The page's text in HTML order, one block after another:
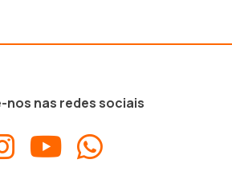
nos nas redes sociais